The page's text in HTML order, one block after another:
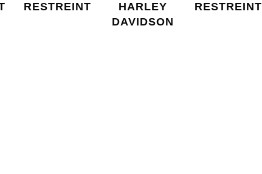
RESTREINT
HARLEY
DAVIDSON
RESTREINT